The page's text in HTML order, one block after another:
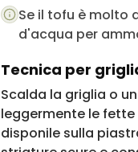
Se il tofu è molto
d'acqua per
Tecnica per
Scalda la griglia o
leggermente le
disponile sulla